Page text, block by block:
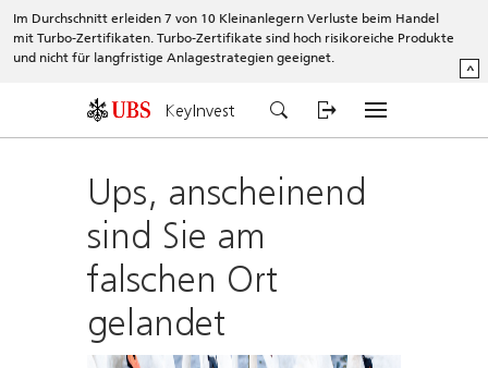
Im Durchschnitt erleiden 7 von 10 Kleinanlegern Verluste beim Handel
mit Turbo-Zertifikaten. Turbo-Zertifikate sind hoch risikoreiche Produkte
und nicht für langfristige Anlagestrategien geeignet.
^
KeyInvest
Ups, anscheinend
sind Sie am
falschen Ort
gelandet